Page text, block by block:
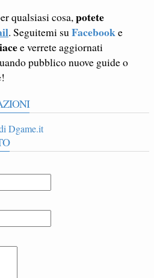
qualsiasi cosa,potete
. Seguitemi suFacebooke
e verrete aggiornati
pubblico nuove guide o
Dgame.it